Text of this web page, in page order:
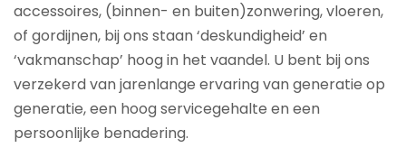
accessoires, (binnen- en buiten)zonwering, vloeren,
of gordijnen, bij ons staan ‘deskundigheid’ en
‘vakmanschap’ hoog in het vaandel. U bent bij ons
verzekerd van jarenlange ervaring van generatie op
generatie, een hoog servicegehalte en een
persoonlijke benadering.